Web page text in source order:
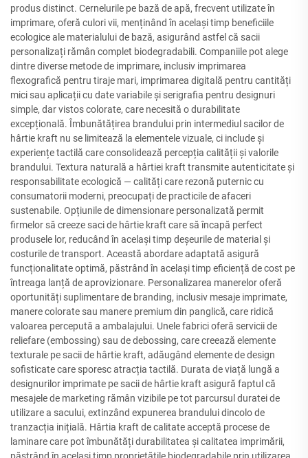
produs distinct. Cernelurile pe bază de apă, frecvent utilizate în
imprimare, oferă culori vii, menținând în același timp beneficiile
ecologice ale materialului de bază, asigurând astfel că sacii
personalizați rămân complet biodegradabili. Companiile pot alege
dintre diverse metode de imprimare, inclusiv imprimarea
flexografică pentru tiraje mari, imprimarea digitală pentru cantități
mici sau aplicații cu date variabile și serigrafia pentru designuri
simple, dar vistos colorate, care necesită o durabilitate
excepțională. Îmbunătățirea brandului prin intermediul sacilor de
hârtie kraft nu se limitează la elementele vizuale, ci include și
experiențe tactilă care consolidează percepția calității și valorile
brandului. Textura naturală a hârtiei kraft transmite autenticitate și
responsabilitate ecologică — calități care rezonă puternic cu
consumatorii moderni, preocupați de practicile de afaceri
sustenabile. Opțiunile de dimensionare personalizată permit
firmelor să creeze saci de hârtie kraft care să încapă perfect
produsele lor, reducând în același timp deșeurile de material și
costurile de transport. Această abordare adaptată asigură
funcționalitate optimă, păstrând în același timp eficiență de cost pe
întreaga lanță de aprovizionare. Personalizarea manerelor oferă
oportunități suplimentare de branding, inclusiv mesaje imprimate,
manere colorate sau manere premium din panglică, care ridică
valoarea percepută a ambalajului. Unele fabrici oferă servicii de
reliefare (embossing) sau de debossing, care creează elemente
texturale pe sacii de hârtie kraft, adăugând elemente de design
sofisticate care sporesc atracția tactilă. Durata de viață lungă a
designurilor imprimate pe sacii de hârtie kraft asigură faptul că
mesajele de marketing rămân vizibile pe tot parcursul duratei de
utilizare a sacului, extinzând expunerea brandului dincolo de
tranzacția inițială. Hârtia kraft de calitate acceptă procese de
laminare care pot îmbunătăți durabilitatea și calitatea imprimării,